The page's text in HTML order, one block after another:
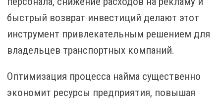
быстрый возврат инвестиций делают этот
инструмент привлекательным решением для
владельцев транспортных компаний.
Оптимизация процесса найма существенно
экономит ресурсы предприятия, повышая